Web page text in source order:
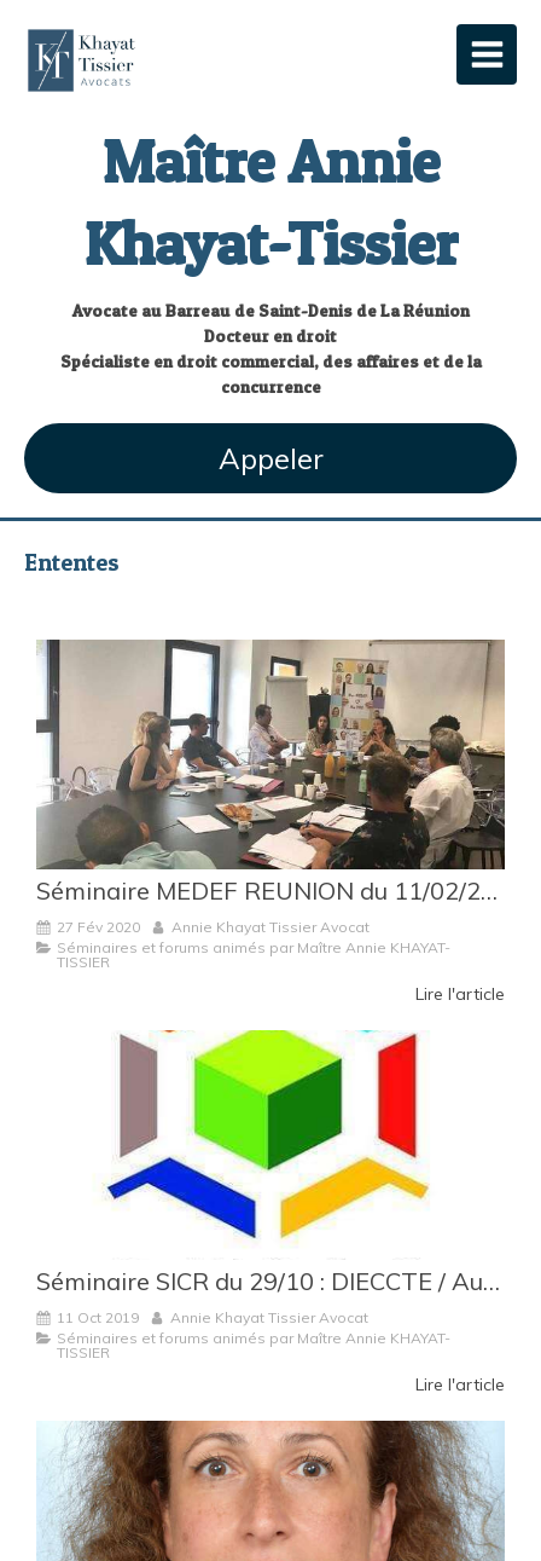
Maître Annie
Khayat-Tissier
Avocate au Barreau de Saint-Denis de La Réunion
Docteur en droit
Spécialiste en droit commercial, des affaires et de la
concurrence
Appeler
Ententes
Séminaire MEDEF REUNION du 11/02/2020 : DIECCTE / Autorité de la Concurrence : faire face aux contrôles et enquêtes
27 Fév 2020
Annie Khayat Tissier Avocat
Séminaires et forums animés par Maître Annie KHAYAT-
TISSIER
Lire l'article
Séminaire SICR du 29/10 : DIECCTE / Autorité de la Concurrence : faire face aux contrôles et enquêtes
11 Oct 2019
Annie Khayat Tissier Avocat
Séminaires et forums animés par Maître Annie KHAYAT-
TISSIER
Lire l'article